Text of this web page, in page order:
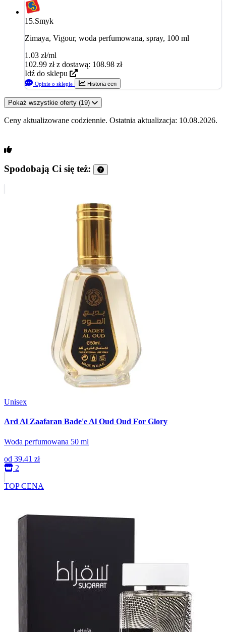
15.Smyk
Zimaya, Vigour, woda perfumowana, spray, 100 ml
1.03 zł/ml
102.99 zł z dostawą: 108.98 zł
Idź do sklepu
Opinie o sklepie Historia cen
Pokaż wszystkie oferty (19)
Ceny aktualizowane codziennie. Ostatnia aktualizacja: 10.08.2026.
Spodobają Ci się też:
Unisex
Ard Al Zaafaran Bade'e Al Oud Oud For Glory
Woda perfumowana 50 ml
od 39.41 zł
2
TOP CENA